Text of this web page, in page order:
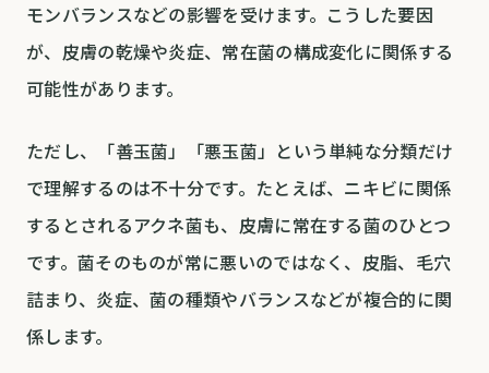
モンバランスなどの影響を受けます。こうした要因
が、皮膚の乾燥や炎症、常在菌の構成変化に関係する
可能性があります。
ただし、「善玉菌」「悪玉菌」という単純な分類だけ
で理解するのは不十分です。たとえば、ニキビに関係
するとされるアクネ菌も、皮膚に常在する菌のひとつ
です。菌そのものが常に悪いのではなく、皮脂、毛穴
詰まり、炎症、菌の種類やバランスなどが複合的に関
係します。